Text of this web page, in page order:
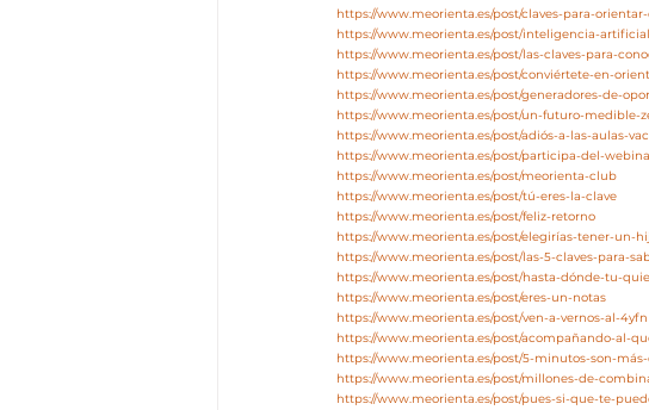
https://www.meorienta.es/post/claves-para-
https://www.meorienta.es/post/inteligencia-
https://www.meorienta.es/post/las-claves-para-
https://www.meorienta.es/post/conviértete-en-
https://www.meorienta.es/post/generadores-de-
https://www.meorienta.es/post/un-futuro-
https://www.meorienta.es/post/adiós-a-las-aulas-
https://www.meorienta.es/post/participa-del-
https://www.meorienta.es/post/meorienta-club
https://www.meorienta.es/post/tú-eres-la-clave
https://www.meorienta.es/post/feliz-retorno
https://www.meorienta.es/post/elegirías-tener-un-
https://www.meorienta.es/post/las-5-claves-para-
https://www.meorienta.es/post/hasta-dónde-tu-
https://www.meorienta.es/post/eres-un-notas
https://www.meorienta.es/post/ven-a-vernos-al-4yfn
https://www.meorienta.es/post/acompañando-al-
https://www.meorienta.es/post/5-minutos-son-
https://www.meorienta.es/post/millones-de-
https://www.meorienta.es/post/pues-si-que-te-